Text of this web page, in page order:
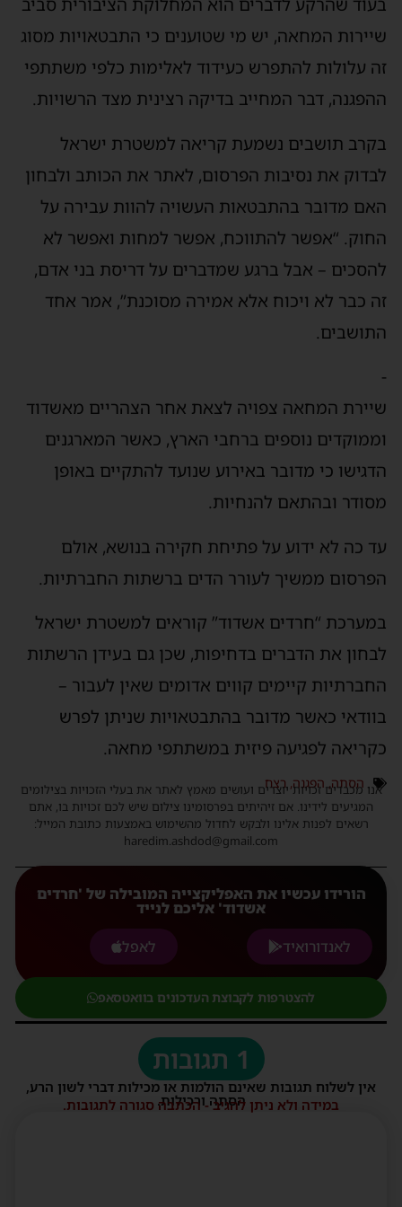
בעוד שהרקע לדברים הוא המחלוקת הציבורית סביב
שיירות המחאה, יש מי שטוענים כי התבטאויות מסוג
זה עלולות להתפרש כעידוד לאלימות כלפי משתתפי
ההפגנה, דבר המחייב בדיקה רצינית מצד הרשויות.
בקרב תושבים נשמעת קריאה למשטרת ישראל
לבדוק את נסיבות הפרסום, לאתר את הכותב ולבחון
האם מדובר בהתבטאות העשויה להוות עבירה על
החוק. “אפשר להתווכח, אפשר למחות ואפשר לא
להסכים – אבל ברגע שמדברים על דריסת בני אדם,
זה כבר לא ויכוח אלא אמירה מסוכנת”, אמר אחד
התושבים.
-
שיירת המחאה צפויה לצאת אחר הצהריים מאשדוד
וממוקדים נוספים ברחבי הארץ, כאשר המארגנים
הדגישו כי מדובר באירוע שנועד להתקיים באופן
מסודר ובהתאם להנחיות.
עד כה לא ידוע על פתיחת חקירה בנושא, אולם
הפרסום ממשיך לעורר הדים ברשתות החברתיות.
במערכת “חרדים אשדוד” קוראים למשטרת ישראל
לבחון את הדברים בדחיפות, שכן גם בעידן הרשתות
החברתיות קיימים קווים אדומים שאין לעבור –
בוודאי כאשר מדובר בהתבטאויות שניתן לפרש
כקריאה לפגיעה פיזית במשתתפי מחאה.
הסתה,הפגנה,רצח
אנו מכבדים זכויות יוצרים ועושים מאמץ לאתר את בעלי הזכויות בצילומים
המגיעים לידינו. אם זיהיתים בפרסומינו צילום שיש לכם זכויות בו, אתם
רשאים לפנות אלינו ולבקש לחדול מהשימוש באמצעות כתובת המייל:
haredim.ashdod@gmail.com
הורידו עכשיו את האפליקצייה המובילה של 'חרדים
אשדוד' אליכם לנייד
לאנדורואיד
לאפל
להצטרפות לקבוצת העדכונים בוואטסאפ
1 תגובות
אין לשלוח תגובות שאינם הולמות או מכילות דברי לשון הרע,
הסתה ורכילות.
במידה ולא ניתן להגיב - הכתבה סגורה לתגובות.